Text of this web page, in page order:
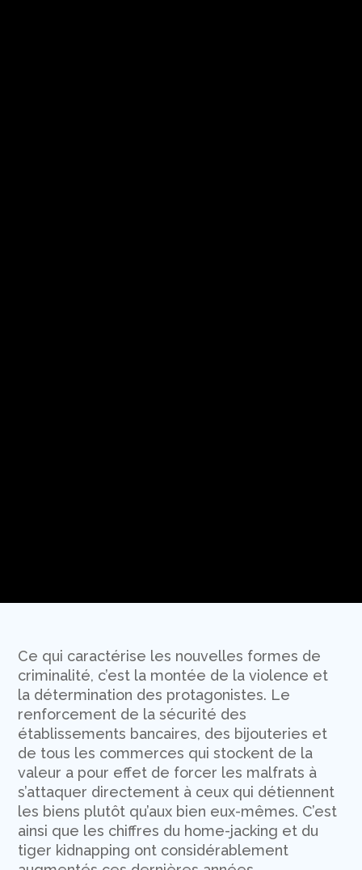
Ce qui caractérise les nouvelles formes de
criminalité, c’est la montée de la violence et
la détermination des protagonistes. Le
renforcement de la sécurité des
établissements bancaires, des bijouteries et
de tous les commerces qui stockent de la
valeur a pour effet de forcer les malfrats à
s’attaquer directement à ceux qui détiennent
les biens plutôt qu’aux bien eux-mêmes. C’est
ainsi que les chiffres du home-jacking et du
tiger kidnapping ont considérablement